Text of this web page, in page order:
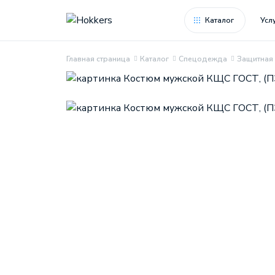
Каталог
Главная страница Каталог Спецодежда Защитная